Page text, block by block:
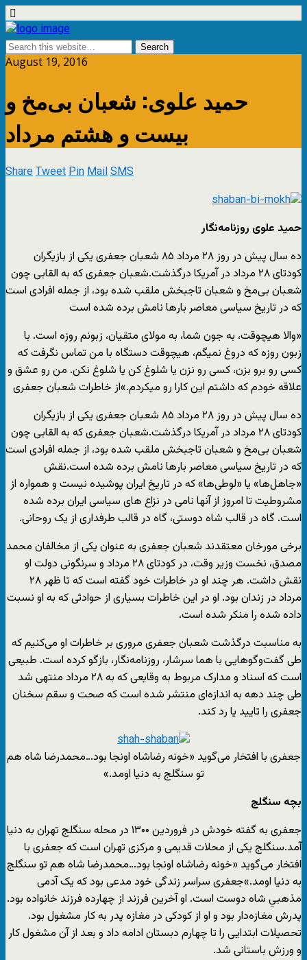
August 19, 2016
حمید علوی: شعبان بی‌مخ و
بیست و هشتم مرداد
ShareTweetPinMailSMS
حمید علوی روزنامه‌نگار
ده سال پیش در روز ۲۸ مرداد ۸۵ شعبان جعفری یکی از بازیگران
کودتای ۲۸ مرداد در آمریکا درگذشت.شعبان جعفری که به القابی چون
شعبان بی‌مخ و شعبان تاجبخش ملقب شده بود، از جمله افرادی است
که در تاریخ سیاسی معاصر بارها نامش برده شده است
«والا هیچوقت، به جون شما، به مولای متقیان، زبونم روزه است. با
زبون روزه که دروغ نمیگم، هیچوقت دستگاه با من تماس نگرفت که
کسی رو برو بزن، کسی رو نزن یا شلوغ کن یا شلوغ نکن. من رو عشق و
علاقه خودم که داشتم این کارا رو میکردم.»از خاطرات شعبان جعفری
ده سال پیش در روز ۲۸ مرداد ۸۵ شعبان جعفری یکی از بازیگران
کودتای ۲۸ مرداد در آمریکا درگذشت.شعبان جعفری که به القابی چون
شعبان بی‌مخ و شعبان تاجبخش ملقب شده بود، از جمله افرادی است
که در تاریخ سیاسی معاصر بارها نامش برده شده است.نقش
«جاهل‌ها» یا «لوطی‌ها» که در تاریخ ایران پوشیده نیست و همواره از
مشروطیت تا امروز از آنها نامی در نزاع های سیاسی ایران برده شده
است. گاه در قالب شاه دوستی، گاه در قالب طرفداری از یک روحانی.
برخی مورخان معتقدند شعبان جعفری به عنوان یکی از مخالفان محمد
مصدق، نخست وزیر وقت، در کودتای ۲۸ مرداد و سرنگونی دولت او
نقش داشت. هر چند او در خاطرات خود گفته است که تا ظهر ۲۸
مرداد در زندان بود. او در این خاطرات بسیاری از حوادثی که به او نسبت
داده شده را منکر شده است.
به مناسبت درگذشت شعبان جعفری مروری بر خاطرات او می‌کنیم که
طی گفت‌وگوهایی با هما سرشار، روزنامه‌نگار، بازگو کرده است. طبیعی
است که اسناد و مدارک مربوط به وقایعی که به ۲۸ مرداد منتهی شد
طی چند دهه به اندازه‌ای منتشر شده است که صحت و سقم سخنان
جعفری را تایید یا رد کند.
جعفری با افتخار می‌گوید «خونه رضاشاه اونجا بود…محمدرضا شاه هم
تو سنگلج به دنیا اومد.»
بچه سنگلج
جعفری به گفته خودش در فروردین ۱۳۰۰ در محله سنگلج تهران به دنیا
آمد.سنگلج یکی از محلات قدیمی و مرکزی تهران است که جعفری با
افتخار می‌گوید «خونه رضاشاه اونجا بود…محمدرضا شاه هم تو سنگلج
به دنیا اومد.»جعفری سراسر زندگی خود مدعی بود که یک آدمی
مذهبیِ شاه دوست است. او آخرین فرزند از چهارده فرزند خانواده بود.
پدرش مغازه‌دار بود و او از کودکی در مغازه پدر به کار مشغول بود.
تحصیلات ابتدایی را تا چهارم دبستان ادامه داد و بعد از آن مشغول کار
و ورزش باستانی شد.